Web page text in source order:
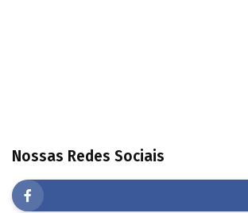
Nossas Redes Sociais